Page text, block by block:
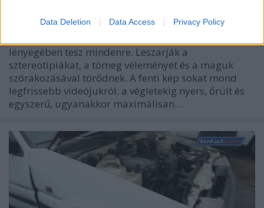
Data Deletion Data Access Privacy Policy
lényegében tesz mindenre. Leszarják a
sztereotípiákat, a tömeg véleményét és a maguk
szórakozásával törődnek. A fenti kép sokat mond
legfrissebb videójukról: a végletekig nyers, őrült és
egyszerű, ugyanakkor maximálisan…